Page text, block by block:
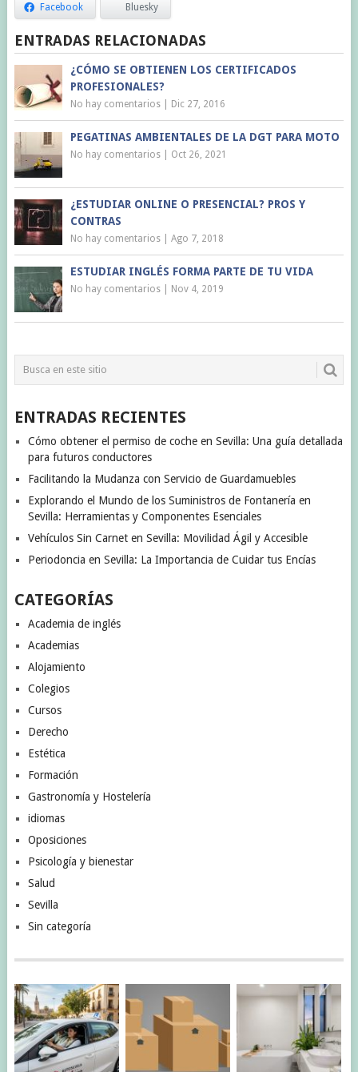
Facebook Bluesky
ENTRADAS RELACIONADAS
¿CÓMO SE OBTIENEN LOS CERTIFICADOS
PROFESIONALES?
No hay comentarios| Dic 27, 2016
PEGATINAS AMBIENTALES DE LA DGT PARA MOTO
No hay comentarios| Oct 26, 2021
¿ESTUDIAR ONLINE O PRESENCIAL? PROS Y
CONTRAS
No hay comentarios| Ago 7, 2018
ESTUDIAR INGLÉS FORMA PARTE DE TU VIDA
No hay comentarios| Nov 4, 2019
ENTRADAS RECIENTES
Cómo obtener el permiso de coche en Sevilla: Una guía detallada
para futuros conductores
Facilitando la Mudanza con Servicio de Guardamuebles
Explorando el Mundo de los Suministros de Fontanería en
Sevilla: Herramientas y Componentes Esenciales
Vehículos Sin Carnet en Sevilla: Movilidad Ágil y Accesible
Periodoncia en Sevilla: La Importancia de Cuidar tus Encías
CATEGORÍAS
Academia de inglés
Academias
Alojamiento
Colegios
Cursos
Derecho
Estética
Formación
Gastronomía y Hostelería
idiomas
Oposiciones
Psicología y bienestar
Salud
Sevilla
Sin categoría